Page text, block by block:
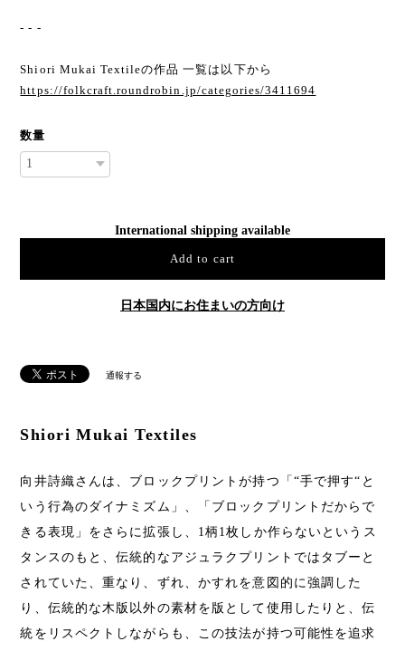
- - -
Shiori Mukai Textileの作品 一覧は以下から
https://folkcraft.roundrobin.jp/categories/3411694
数量
International shipping available
Add to cart
日本国内にお住まいの方向け
通報する
Shiori Mukai Textiles
向井詩織さんは、ブロックプリントが持つ「“手で押す“と
いう行為のダイナミズム」、「ブロックプリントだからで
きる表現」をさらに拡張し、1柄1枚しか作らないというス
タンスのもと、伝統的なアジュラクプリントではタブーと
されていた、重なり、ずれ、かすれを意図的に強調した
り、伝統的な木版以外の素材を版として使用したりと、伝
統をリスペクトしながらも、この技法が持つ可能性を追求